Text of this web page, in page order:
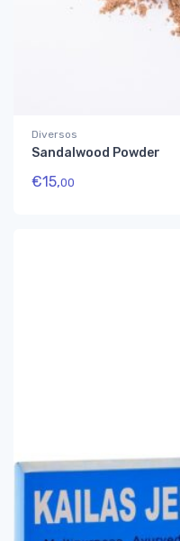
Diversos
Sandalwood Powder
€15,00